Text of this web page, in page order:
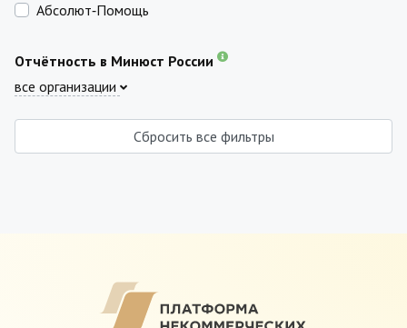
Абсолют‑Помощь
Отчётность в Минюст России
все организации
Сбросить все фильтры